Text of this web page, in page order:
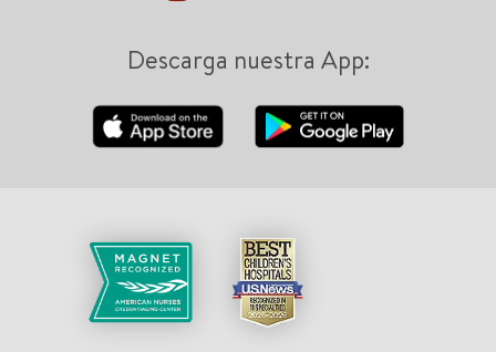
Descarga nuestra App: